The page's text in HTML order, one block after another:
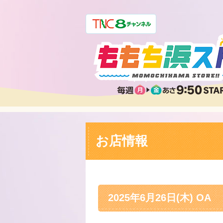
お店情報
2025年6月26日(木) OA